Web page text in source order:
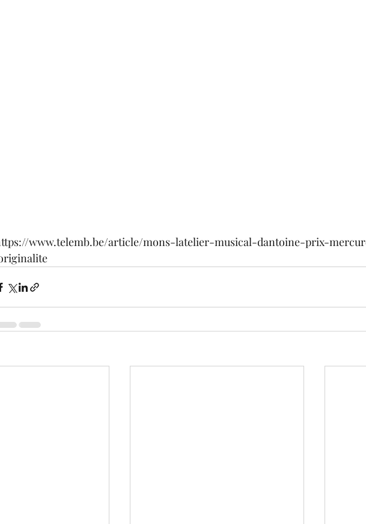
www.telemb.be/article/mons-latelier-musical-dantoine-prix-